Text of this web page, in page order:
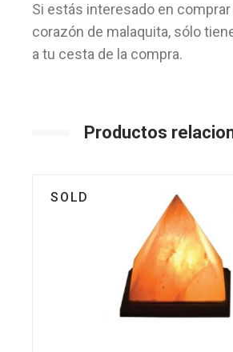
Si estás interesado en
corazón de malaquita, sólo
a tu cesta de la compra.
Productos
SOLD